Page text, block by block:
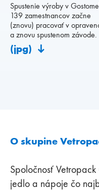
Spustenie výroby v
139 zamestnancov začne
(znovu) pracovať v
a znovu spustenom závode.
(jpg)
O skupine
Spoločnosť
jedlo a nápoje čo